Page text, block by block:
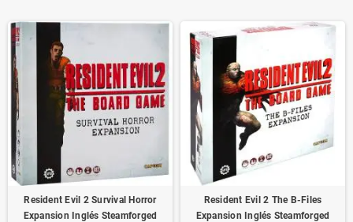
Resident Evil 2 Survival Horror
Expansion Inglés Steamforged
Resident Evil 2 The B-Files
Expansion Inglés Steamforged